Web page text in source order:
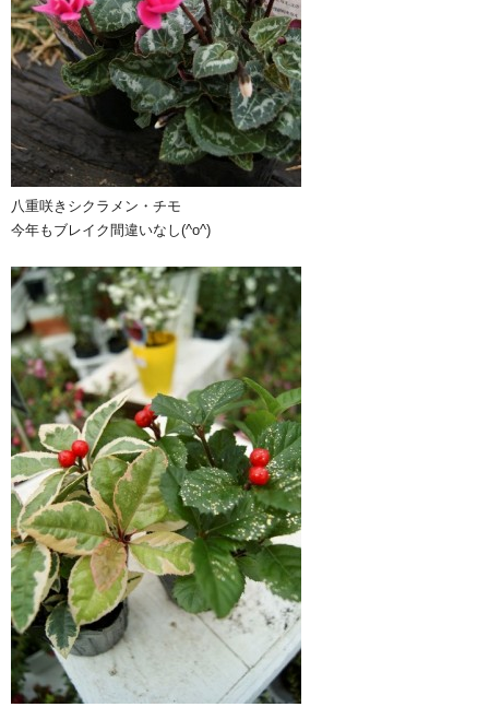
八重咲きシクラメン・チモ
今年もブレイク間違いなし(^o^)